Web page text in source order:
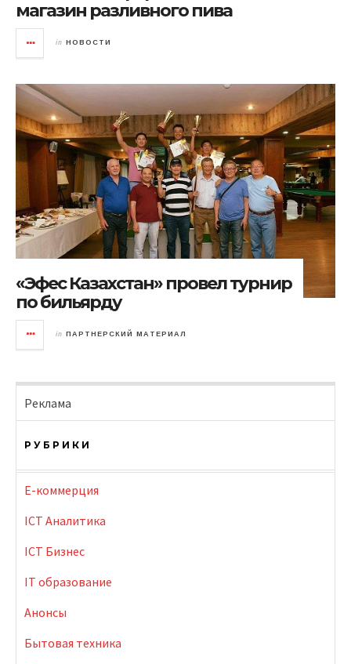
магазин разливного пива
in НОВОСТИ
«Эфес Казахстан» провел турнир
по бильярду
in ПАРТНЕРСКИЙ МАТЕРИАЛ
Реклама
РУБРИКИ
E-коммерция
ICT Аналитика
ICT Бизнес
IT образование
Анонсы
Бытовая техника